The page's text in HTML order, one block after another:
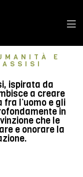
E
ispirata da
a creare
l’uomo e gli
in
che le
e onorare la